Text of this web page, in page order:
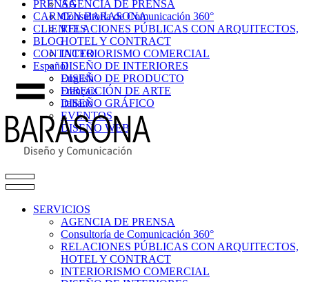
AGENCIA DE PRENSA
Consultoría de Comunicación 360°
RELACIONES PÚBLICAS CON ARQUITECTOS,
HOTEL Y CONTRACT
INTERIORISMO COMERCIAL
DISEÑO DE INTERIORES
DISEÑO DE PRODUCTO
DIRECCIÓN DE ARTE
DISEÑO GRÁFICO
EVENTOS
DISEÑO WEB
PRENSA
CARMEN BARASONA
CLIENTES
BLOG
CONTACTO
Español
English
Français
Italiano
SERVICIOS
AGENCIA DE PRENSA
Consultoría de Comunicación 360°
RELACIONES PÚBLICAS CON ARQUITECTOS,
HOTEL Y CONTRACT
INTERIORISMO COMERCIAL